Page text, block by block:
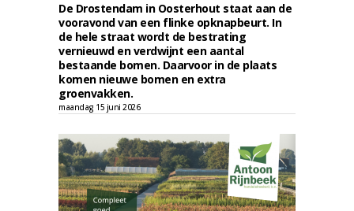
De Drostendam in Oosterhout staat aan de
vooravond van een flinke opknapbeurt. In
de hele straat wordt de bestrating
vernieuwd en verdwijnt een aantal
bestaande bomen. Daarvoor in de plaats
komen nieuwe bomen en extra
groenvakken.
maandag 15 juni 2026